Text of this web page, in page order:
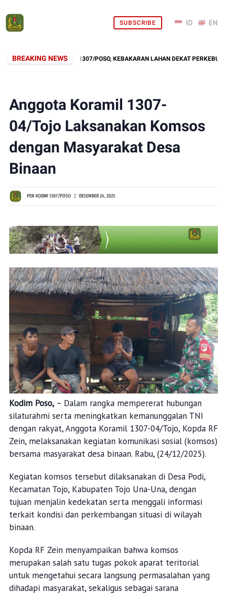
SUBSCRIBE
BREAKING NEWS
CEPAT KODIM 1307/POSO, KEBAKARAN LAHAN DEKAT PERKEBUNAN
Anggota Koramil 1307-
04/Tojo Laksanakan Komsos
dengan Masyarakat Desa
Binaan
PEN KODIM 1307/POSO DESEMBER 24, 2025
Kodim Poso, – Dalam rangka mempererat hubungan
silaturahmi serta meningkatkan kemanunggalan TNI
dengan rakyat, Anggota Koramil 1307-04/Tojo, Kopda RF
Zein, melaksanakan kegiatan komunikasi sosial (komsos)
bersama masyarakat desa binaan. Rabu, (24/12/2025).
Kegiatan komsos tersebut dilaksanakan di Desa Podi,
Kecamatan Tojo, Kabupaten Tojo Una-Una, dengan
tujuan menjalin kedekatan serta menggali informasi
terkait kondisi dan perkembangan situasi di wilayah
binaan.
Kopda RF Zein menyampaikan bahwa komsos
merupakan salah satu tugas pokok aparat teritorial
untuk mengetahui secara langsung permasalahan yang
dihadapi masyarakat, sekaligus sebagai sarana